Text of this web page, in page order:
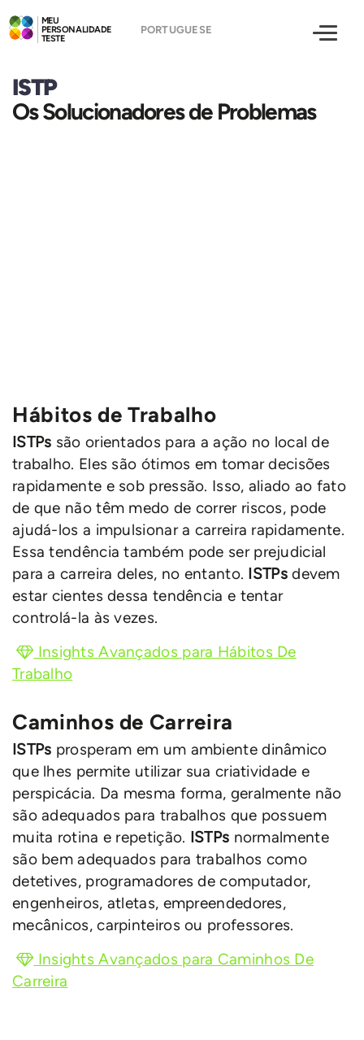
MEU
PERSONALIDADE
TESTE
ISTP
Os Solucionadores de Problemas
Hábitos de Trabalho
ISTPs são orientados para a ação no local de
trabalho. Eles são ótimos em tomar decisões
rapidamente e sob pressão. Isso, aliado ao fato
de que não têm medo de correr riscos, pode
ajudá-los a impulsionar a carreira rapidamente.
Essa tendência também pode ser prejudicial
para a carreira deles, no entanto. ISTPsdevem
estar cientes dessa tendência e tentar
controlá-la às vezes.
Insights Avançados para Hábitos De
Trabalho
Caminhos de Carreira
ISTPs prosperam em um ambiente dinâmico
que lhes permite utilizar sua criatividade e
perspicácia. Da mesma forma, geralmente não
são adequados para trabalhos que possuem
muita rotina e repetição. ISTPs normalmente
são bem adequados para trabalhos como
detetives, programadores de computador,
engenheiros, atletas, empreendedores,
mecânicos, carpinteiros ou professores.
Insights Avançados para Caminhos De
Carreira